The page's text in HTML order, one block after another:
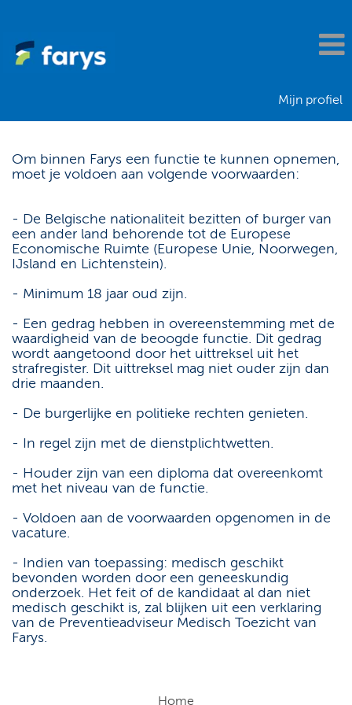
Mijn profiel
Om binnen Farys een functie te kunnen opnemen,
moet je voldoen aan volgende voorwaarden:
- De Belgische nationaliteit bezitten of burger van
een ander land behorende tot de Europese
Economische Ruimte (Europese Unie, Noorwegen,
IJsland en Lichtenstein).
- Minimum 18 jaar oud zijn.
- Een gedrag hebben in overeenstemming met de
waardigheid van de beoogde functie. Dit gedrag
wordt aangetoond door het uittreksel uit het
strafregister. Dit uittreksel mag niet ouder zijn dan
drie maanden.
- De burgerlijke en politieke rechten genieten.
- In regel zijn met de dienstplichtwetten.
- Houder zijn van een diploma dat overeenkomt
met het niveau van de functie.
- Voldoen aan de voorwaarden opgenomen in de
vacature.
- Indien van toepassing: medisch geschikt
bevonden worden door een geneeskundig
onderzoek. Het feit of de kandidaat al dan niet
medisch geschikt is, zal blijken uit een verklaring
van de Preventieadviseur Medisch Toezicht van
Farys.
Home